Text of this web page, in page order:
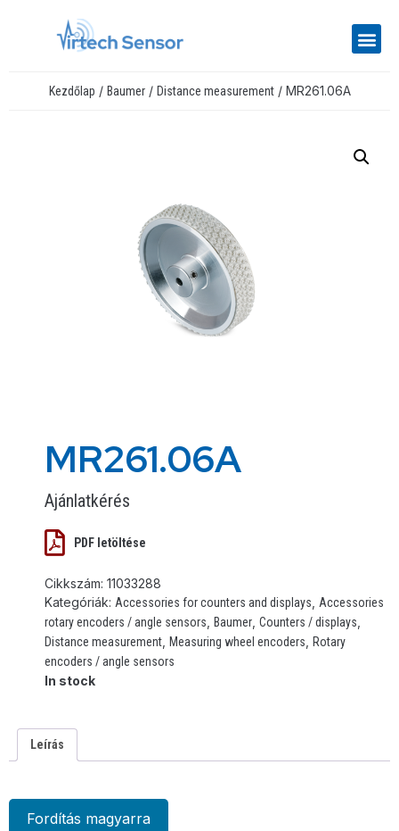
Kezdőlap / Baumer/ Distance measurement/ MR261.06A
MR261.06A
Ajánlatkérés
PDF letöltése
Cikkszám: 11033288
Kategóriák: Accessories for counters and displays
Accessories
rotary encoders / angle sensors
Baumer Counters / displays
Distance measurement Measuring wheel encoders
Rotary
encoders / angle sensors
In stock
Leírás
Fordítás magyarra